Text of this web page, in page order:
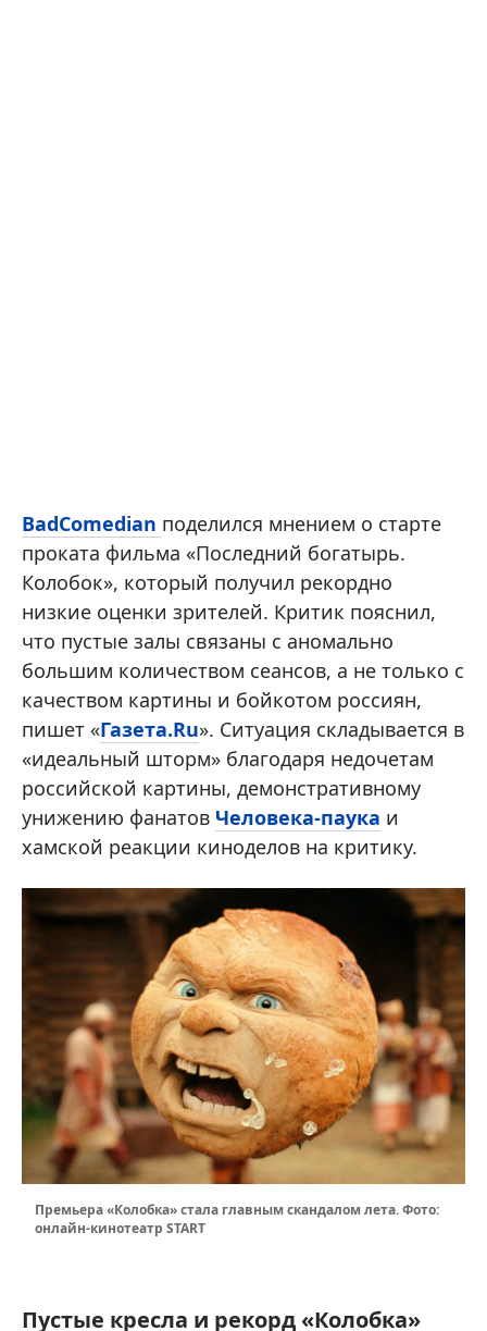
BadComedian поделился мнением о старте
проката фильма «Последний богатырь.
Колобок», который получил рекордно
низкие оценки зрителей. Критик пояснил,
что пустые залы связаны с аномально
большим количеством сеансов, а не только с
качеством картины и бойкотом россиян,
пишет «Газета.Ru». Ситуация складывается в
«идеальный шторм» благодаря недочетам
российской картины, демонстративному
унижению фанатов Человека-паука и
хамской реакции киноделов на критику.
Премьера «Колобка» стала главным скандалом лета. Фото:
онлайн-кинотеатр START
Пустые кресла и рекорд «Колобка»